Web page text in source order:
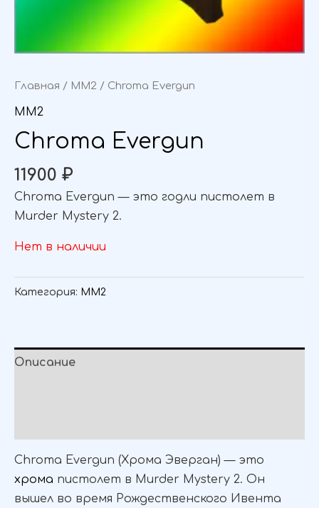
Главная / MM2 / Chroma Evergun
MM2
Chroma Evergun
11900 ₽
Chroma Evergun — это годли пистолет в
Murder Mystery 2.
Нет в наличии
Категория: MM2
Описание
Chroma Evergun (Хрома Эверган) — это
хрома пистолет в Murder Mystery 2. Он
вышел во время Рождественского Ивента